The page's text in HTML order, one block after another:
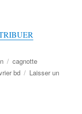
cagnotte
bd
Laisser un